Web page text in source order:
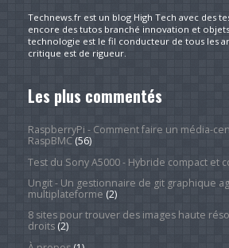
Technews.fr est un blog High Tech avec des
encore des tutos branché innovation et
technologie est le fil conducteur de tous les
critique est de rigueur.
Les plus commentés
RaspberryPi - Comment faire un média-
RaspBMC(56)
Test du Sony A5000 - Hybride compact et
Ungit - Un gestionnaire de git graphique
multiplateforme (2)
8 sites pour trouver des images haute
droits(2)